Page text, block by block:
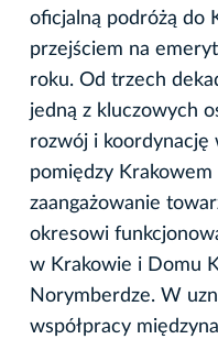
oficjalną podróżą do
przejściem na
roku. Od trzech
jedną z kluczowych
rozwój i koordynację
pomiędzy
zaangażowanie
okresowi
w Krakowie i Domu
Norymberdze. W
współpracy